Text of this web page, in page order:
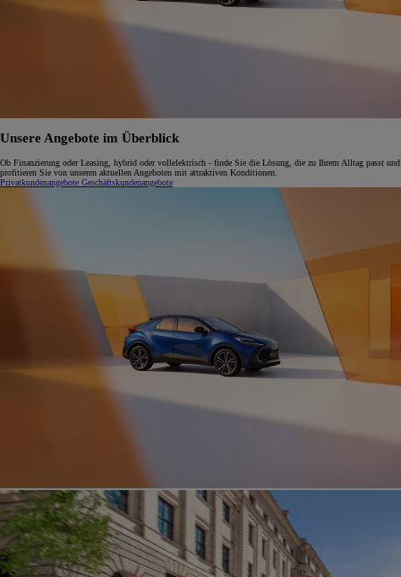
Unsere Angebote im Überblick
Ob Finanzierung oder Leasing, hybrid oder vollelektrisch - finde Sie die Lösung, die zu Ihrem Alltag passt und
profitieren Sie von unseren aktuellen Angeboten mit attraktiven Konditionen.
Privatkundenangebote Geschäftskundenangebote